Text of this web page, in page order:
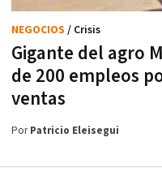
Gigante del agro
de 200 empleos
ventas
NEGOCIOS / Crisis
PorPatricio Eleisegui